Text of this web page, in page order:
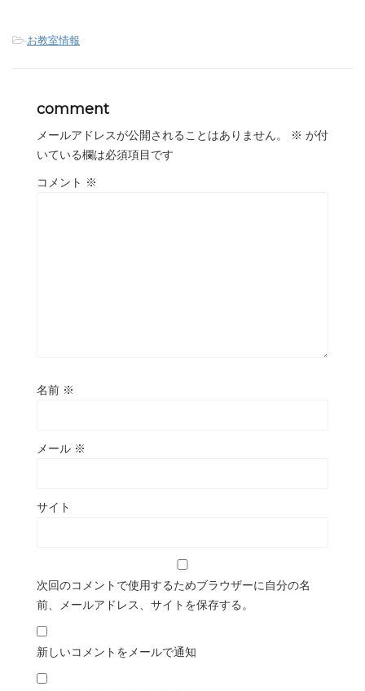
-お教室情報
comment
メールアドレスが公開されることはありません。 ※ が付
いている欄は必須項目です
コメント ※
名前 ※
メール ※
サイト
次回のコメントで使用するためブラウザーに自分の名
前、メールアドレス、サイトを保存する。
新しいコメントをメールで通知